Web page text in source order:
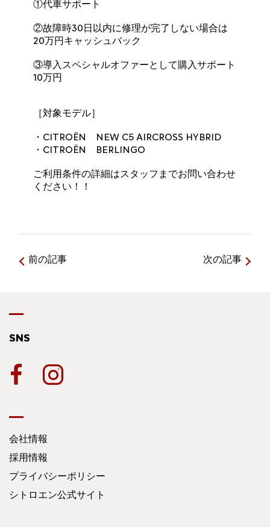
①代車サポート
②故障時30日以内に修理が完了しない場合は
20万円キャッシュバック
③導入スペシャルオファーとして購入サポート
10万円
［対象モデル］
・CITROËN NEW C5 AIRCROSS HYBRID
・CITROËN BERLINGO
ご利用条件の詳細はスタッフまでお問い合わせ
ください！！
前の記事 次の記事
SNS
会社情報
採用情報
プライバシーポリシー
シトロエン公式サイト